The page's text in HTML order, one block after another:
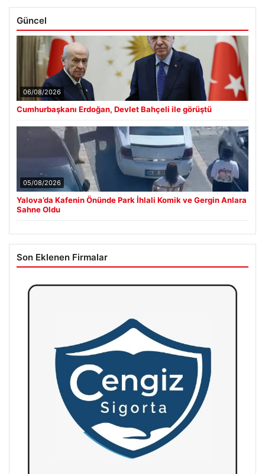
Güncel
06/08/2026
Cumhurbaşkanı Erdoğan, Devlet Bahçeli ile görüştü
05/08/2026
Yalova’da Kafenin Önünde Park İhlali Komik ve Gergin Anlara
Sahne Oldu
Son Eklenen Firmalar